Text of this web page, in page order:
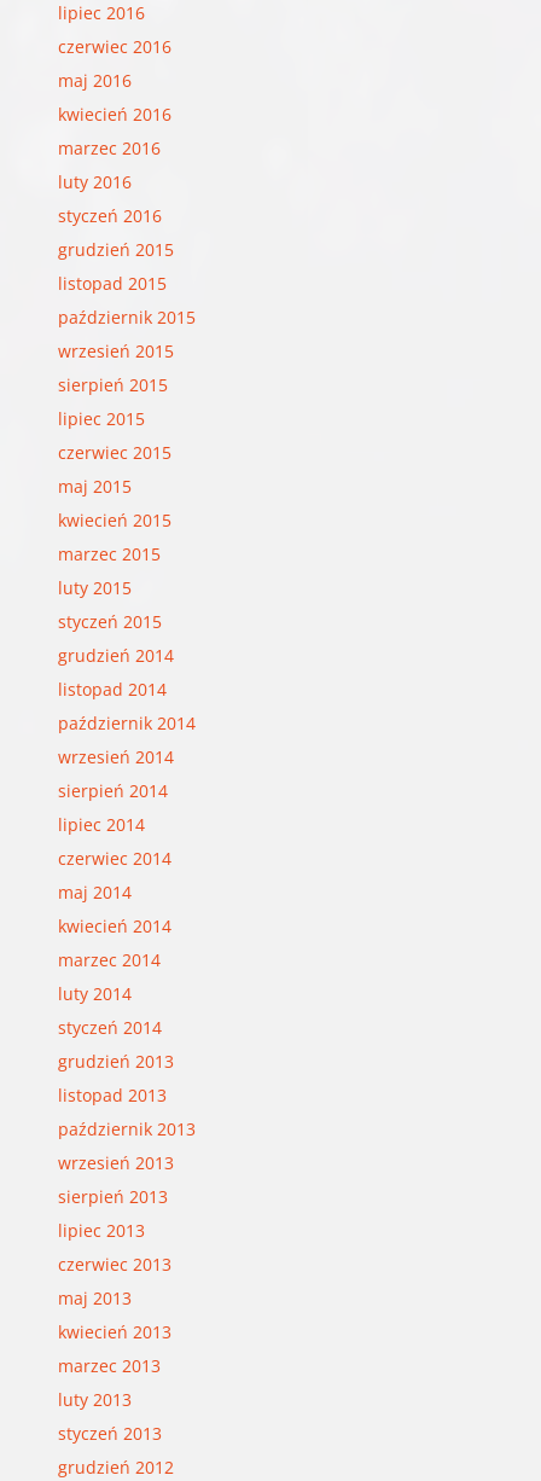
lipiec 2016
czerwiec 2016
maj 2016
kwiecień 2016
marzec 2016
luty 2016
styczeń 2016
grudzień 2015
listopad 2015
październik 2015
wrzesień 2015
sierpień 2015
lipiec 2015
czerwiec 2015
maj 2015
kwiecień 2015
marzec 2015
luty 2015
styczeń 2015
grudzień 2014
listopad 2014
październik 2014
wrzesień 2014
sierpień 2014
lipiec 2014
czerwiec 2014
maj 2014
kwiecień 2014
marzec 2014
luty 2014
styczeń 2014
grudzień 2013
listopad 2013
październik 2013
wrzesień 2013
sierpień 2013
lipiec 2013
czerwiec 2013
maj 2013
kwiecień 2013
marzec 2013
luty 2013
styczeń 2013
grudzień 2012